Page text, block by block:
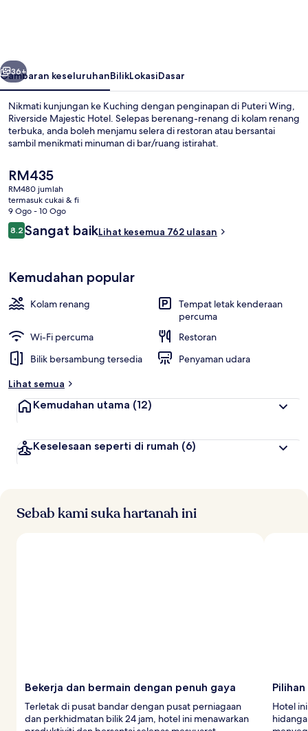
Seterusnya
36+
Gambaran keseluruhanBilikLokasiDasar
Nikmati kunjungan ke Kuching dengan penginapan di Puteri Wing,
Riverside Majestic Hotel. Selepas berenang-renang di kolam renang
terbuka, anda boleh menjamu selera di restoran atau bersantai
sambil menikmati minuman di bar/ruang istirahat.
Harga
semasa
ialah
RM435
RM435
RM480 jumlah
termasuk cukai & fi
9 Ogo - 10 Ogo
Ulasan
8.28.2 daripada 10
Sangat baikLihat kesemua 762 ulasan
Kemudahan popular
Kolam renang
Tempat letak kenderaan
percuma
Wi-Fi percuma
Restoran
Bilik bersambung tersedia
Penyaman udara
Lihat semua
Kemudahan utama (12)
Keselesaan seperti di rumah (6)
Sebab kami suka hartanah ini
Bekerja dan bermain dengan penuh gaya
Terletak di pusat bandar dengan pusat perniagaan
dan perkhidmatan bilik 24 jam, hotel ini menawarkan
Hotel